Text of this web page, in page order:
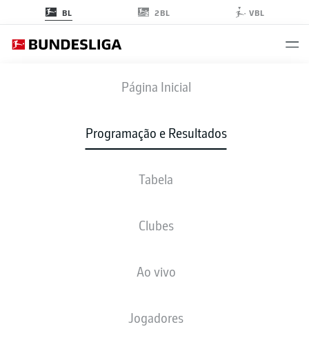
BL 2BL VBL
Página Inicial
Programação e Resultados
Tabela
Clubes
Ao vivo
Jogadores
SGE FCA
3 1
ESCALAÇÕES
ESCALAÇÃO INICIAL